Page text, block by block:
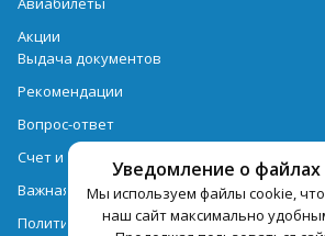
Уведомление о файлах
Мы используем файлы cookie,
наш сайт максимально
Акции
Выдача документов
Рекомендации
Вопрос-ответ
Счет и оплата
Важная информация по турпродукту
Политика обработки персональных